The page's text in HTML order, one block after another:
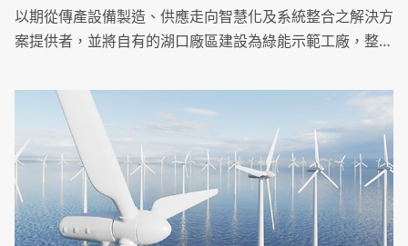
以期從傳產設備製造、供應走向智慧化及系統整合之解決方
案提供者，並將自有的湖口廠區建設為綠能示範工廠，整合
源及社會永續發展。.